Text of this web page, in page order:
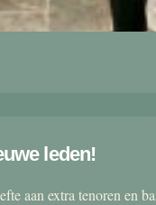
leden!
aan extra tenoren en